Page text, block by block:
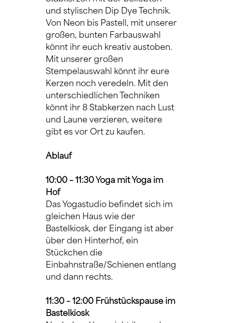
und stylischen Dip Dye Technik.
Von Neon bis Pastell, mit unserer
großen, bunten Farbauswahl
könnt ihr euch kreativ austoben.
Mit unserer großen
Stempelauswahl könnt ihr eure
Kerzen noch veredeln. Mit den
unterschiedlichen Techniken
könnt ihr 8 Stabkerzen nach Lust
und Laune verzieren, weitere
gibt es vor Ort zu kaufen.
Ablauf
10:00 – 11:30 Yoga mit Yoga im
Hof
Das Yogastudio befindet sich im
gleichen Haus wie der
Bastelkiosk, der Eingang ist aber
über den Hinterhof, ein
Stückchen die
Einbahnstraße/Schienen entlang
und dann rechts.
11:30 – 12:00 Frühstückspause im
Bastelkiosk